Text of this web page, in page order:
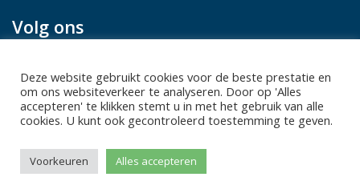
Volg ons
Privacy statement | Sitemap |
rechten voorbehouden
Deze website gebruikt cookies voor de beste prestatie en
om ons websiteverkeer te analyseren. Door op 'Alles
accepteren' te klikken stemt u in met het gebruik van alle
cookies. U kunt ook gecontroleerd toestemming te geven.
Voorkeuren Alles accepteren